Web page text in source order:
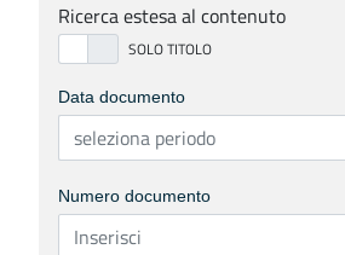
Ricerca estesa al contenuto
Data documento
Numero documento